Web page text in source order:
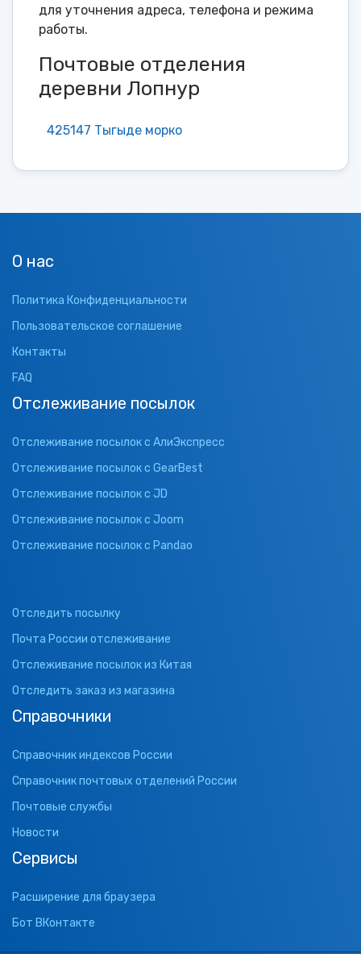
для уточнения адреса, телефона и режима
работы.
Почтовые отделения
деревни Лопнур
425147 Тыгыде морко
О нас
Политика Конфиденциальности
Пользовательское соглашение
Контакты
FAQ
Отслеживание посылок
Отслеживание посылок с АлиЭкспресс
Отслеживание посылок с GearBest
Отслеживание посылок с JD
Отслеживание посылок с Joom
Отслеживание посылок с Pandao
Отследить посылку
Почта России отслеживание
Отслеживание посылок из Китая
Отследить заказ из магазина
Справочники
Справочник индексов России
Справочник почтовых отделений России
Почтовые службы
Новости
Сервисы
Расширение для браузера
Бот ВКонтакте